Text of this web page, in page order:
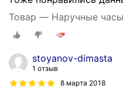
Товар — Наручные часы
stoyanov-dimasta
1 отзыв
8 марта 2018